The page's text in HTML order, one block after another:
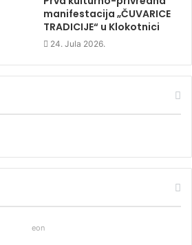
manifestacija „ČUVARICE
TRADICIJE“ u Klokotnici
24. Jula 2026.
eon